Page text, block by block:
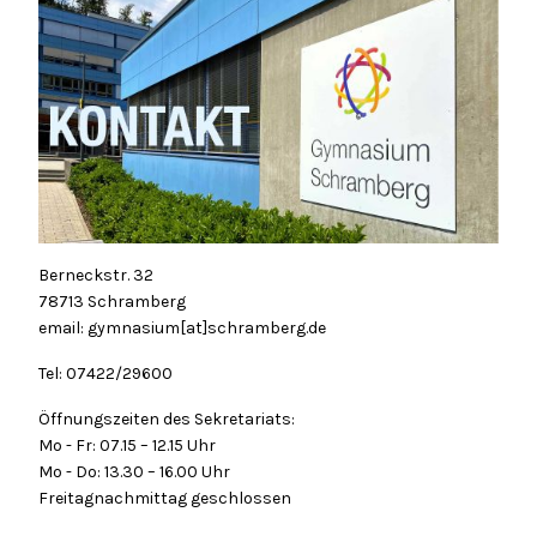
Berneckstr. 32
78713 Schramberg
email: gymnasium[at]schramberg.de
Tel: 07422/29600
Öffnungszeiten des Sekretariats:
Mo - Fr: 07.15 – 12.15 Uhr
Mo - Do: 13.30 – 16.00 Uhr
Freitagnachmittag geschlossen